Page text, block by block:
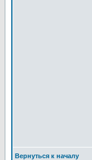
Вернуться к началу